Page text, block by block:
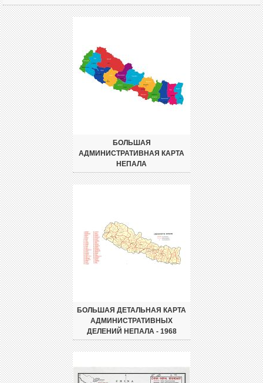
БОЛЬШАЯ
АДМИНИСТРАТИВНАЯ КАРТА
НЕПАЛА
БОЛЬШАЯ ДЕТАЛЬНАЯ КАРТА
АДМИНИСТРАТИВНЫХ
ДЕЛЕНИЙ НЕПАЛА - 1968